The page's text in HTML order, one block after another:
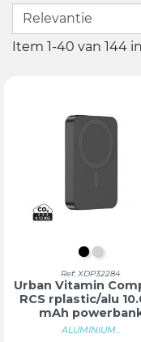
Item 1-40 van 144
ZWART
ZILVER
Ref: XDP32284
Urban Vitamin
RCS rplastic/alu
mAh
ALUMINIUM...